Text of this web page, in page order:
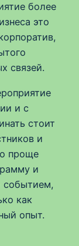
более
это
связей.
и с
стоит
и
проще
и
событием,
как
опыт.